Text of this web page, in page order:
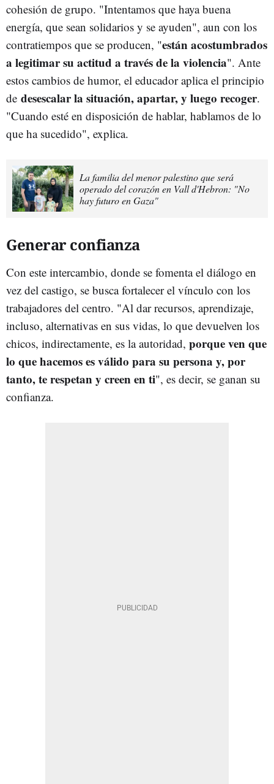
cohesión de grupo. "Intentamos que haya buena
energía, que sean solidarios y se ayuden", aun con los
contratiempos que se producen, "están acostumbrados
a legitimar su actitud a través de la violencia". Ante
estos cambios de humor, el educador aplica el principio
de desescalar la situación, apartar, y luego recoger.
"Cuando esté en disposición de hablar, hablamos de lo
que ha sucedido", explica.
La familia del menor palestino que será
operado del corazón en Vall d'Hebron: "No
hay futuro en Gaza"
Generar confianza
Con este intercambio, donde se fomenta el diálogo en
vez del castigo, se busca fortalecer el vínculo con los
trabajadores del centro. "Al dar recursos, aprendizaje,
incluso, alternativas en sus vidas, lo que devuelven los
chicos, indirectamente, es la autoridad, porque ven que
lo que hacemos es válido para su persona y, por
tanto, te respetan y creen en ti", es decir, se ganan su
confianza.